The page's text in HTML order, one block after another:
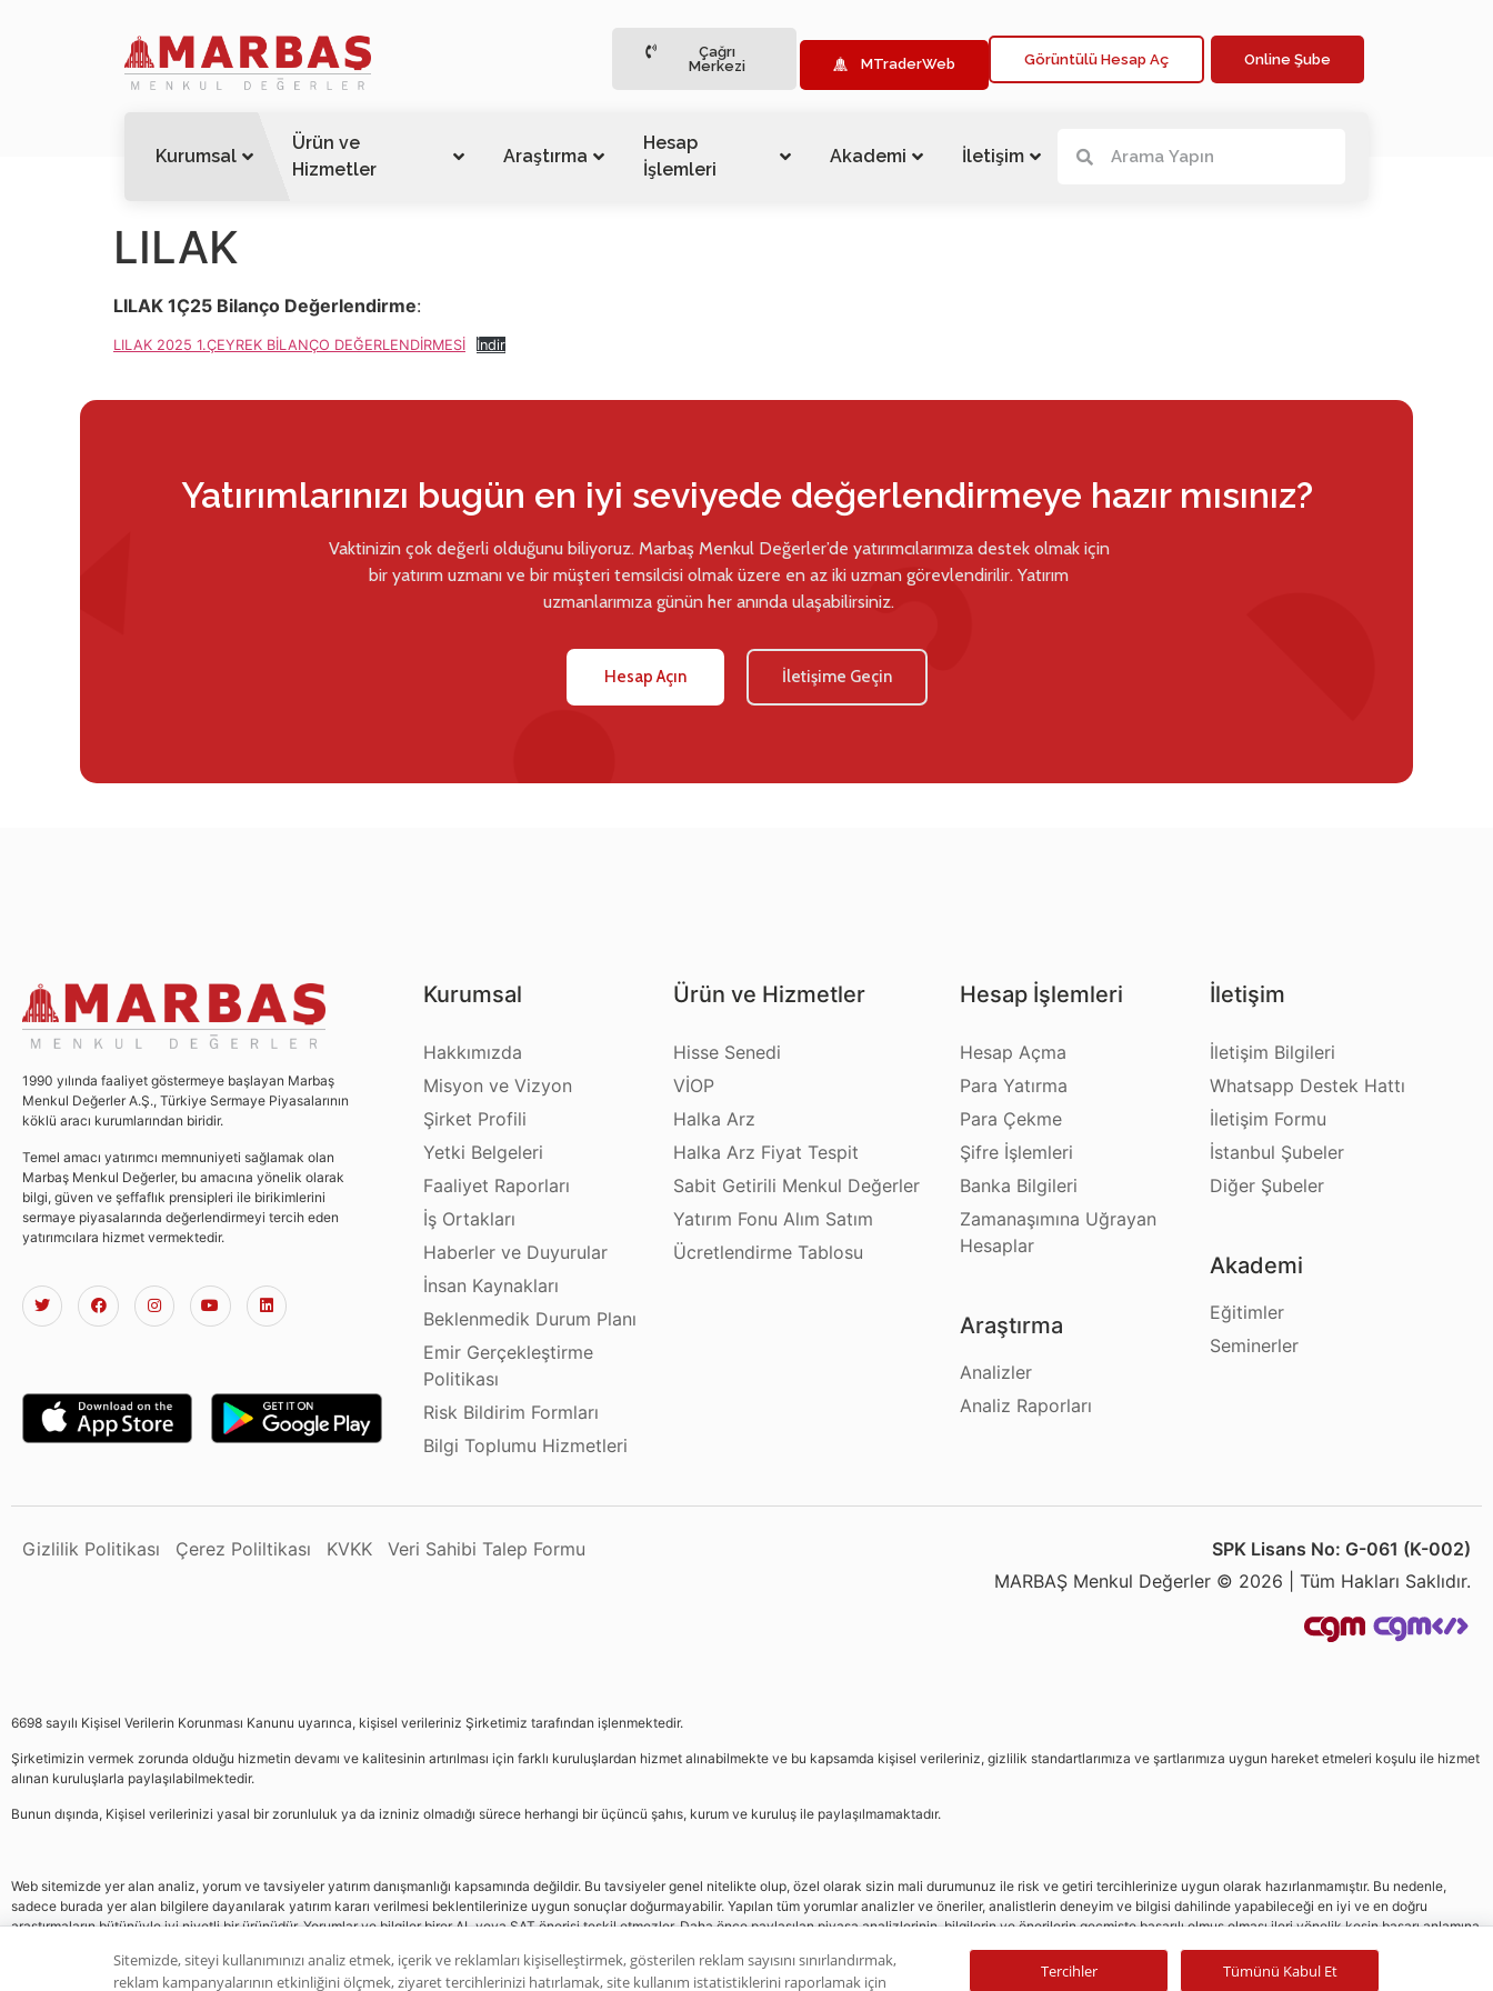
Çağrı
Merkezi
MTraderWeb Görüntülü Hesap Aç Online Şube
Kurumsal
Ürün ve
Hizmetler
Araştırma
Hesap
İşlemleri
Akademi İletişim
LILAK
LILAK 1Ç25 Bilanço Değerlendirme:
LILAK 2025 1.ÇEYREK BİLANÇO DEĞERLENDİRMESİ İndir
Yatırımlarınızı bugün en iyi seviyede değerlendirmeye hazır mısınız?
Vaktinizin çok değerli olduğunu biliyoruz. Marbaş Menkul Değerler’de yatırımcılarımıza destek olmak için
bir yatırım uzmanı ve bir müşteri temsilcisi olmak üzere en az iki uzman görevlendirilir. Yatırım
uzmanlarımıza günün her anında ulaşabilirsiniz.
Hesap Açın İletişime Geçin
1990 yılında faaliyet göstermeye başlayan Marbaş
Menkul Değerler A.Ş., Türkiye Sermaye Piyasalarının
köklü aracı kurumlarından biridir.
Temel amacı yatırımcı memnuniyeti sağlamak olan
Marbaş Menkul Değerler, bu amacına yönelik olarak
bilgi, güven ve şeffaflık prensipleri ile birikimlerini
sermaye piyasalarında değerlendirmeyi tercih eden
yatırımcılara hizmet vermektedir.
Kurumsal
Hakkımızda
Misyon ve Vizyon
Şirket Profili
Yetki Belgeleri
Faaliyet Raporları
İş Ortakları
Haberler ve Duyurular
İnsan Kaynakları
Beklenmedik Durum Planı
Emir Gerçekleştirme
Politikası
Risk Bildirim Formları
Bilgi Toplumu Hizmetleri
Ürün ve Hizmetler
Hisse Senedi
VİOP
Halka Arz
Halka Arz Fiyat Tespit
Sabit Getirili Menkul Değerler
Yatırım Fonu Alım Satım
Ücretlendirme Tablosu
Hesap İşlemleri
Hesap Açma
Para Yatırma
Para Çekme
Şifre İşlemleri
Banka Bilgileri
Zamanaşımına Uğrayan
Hesaplar
Araştırma
Analizler
Analiz Raporları
İletişim
İletişim Bilgileri
Whatsapp Destek Hattı
İletişim Formu
İstanbul Şubeler
Diğer Şubeler
Akademi
Eğitimler
Seminerler
Gizlilik Politikası Çerez Poliltikası KVKK Veri Sahibi Talep Formu
SPK Lisans No: G-061 (K-002)
MARBAŞ Menkul Değerler © 2026 | Tüm Hakları Saklıdır.
6698 sayılı Kişisel Verilerin Korunması Kanunu uyarınca, kişisel verileriniz Şirketimiz tarafından işlenmektedir.
Şirketimizin vermek zorunda olduğu hizmetin devamı ve kalitesinin artırılması için farklı kuruluşlardan hizmet alınabilmekte ve bu kapsamda kişisel verileriniz, gizlilik standartlarımıza ve şartlarımıza uygun hareket etmeleri koşulu ile hizmet
alınan kuruluşlarla paylaşılabilmektedir.
Bunun dışında, Kişisel verilerinizi yasal bir zorunluluk ya da izniniz olmadığı sürece herhangi bir üçüncü şahıs, kurum ve kuruluş ile paylaşılmamaktadır.
Web sitemizde yer alan analiz, yorum ve tavsiyeler yatırım danışmanlığı kapsamında değildir. Bu tavsiyeler genel nitelikte olup, özel olarak sizin mali durumunuz ile risk ve getiri tercihlerinize uygun olarak hazırlanmamıştır. Bu nedenle,
sadece burada yer alan bilgilere dayanılarak yatırım kararı verilmesi beklentilerinize uygun sonuçlar doğurmayabilir. Yapılan tüm yorumlar analizler ve öneriler, analistlerin deneyim ve bilgisi dahilinde yapabileceği en iyi ve en doğru
araştırmaların bütünüyle iyi niyetli bir ürünüdür. Yorumlar ve bilgiler birer AL veya SAT önerisi teşkil etmezler. Daha önce paylaşılan piyasa analizlerinin, bilgilerin ve önerilerin geçmişte başarılı olmuş olması ileri yönelik kesin başarı anlamına
Sitemizde, siteyi kullanımınızı analiz etmek, içerik ve reklamları kişiselleştirmek, gösterilen reklam sayısını sınırlandırmak,
reklam kampanyalarının etkinliğini ölçmek, ziyaret tercihlerinizi hatırlamak, site kullanım istatistiklerini raporlamak için
Tercihler Tümünü Kabul Et